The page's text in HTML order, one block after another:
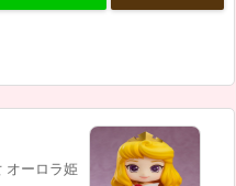
オーロラ姫